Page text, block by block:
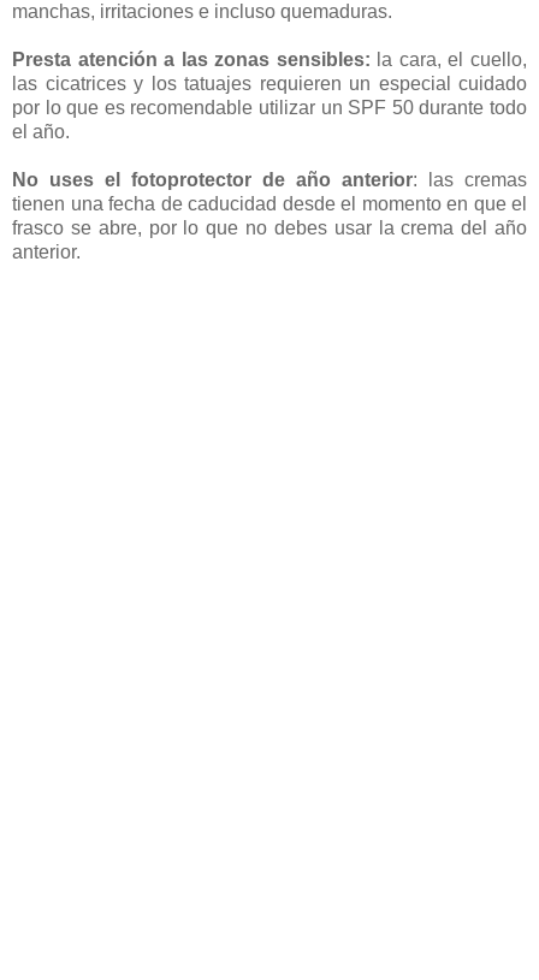
manchas, irritaciones e incluso quemaduras.
Presta atención a las zonas sensibles: la cara, el cuello,
las cicatrices y los tatuajes requieren un especial cuidado
por lo que es recomendable utilizar un SPF 50 durante todo
el año.
No uses el fotoprotector de año anterior: las cremas
tienen una fecha de caducidad desde el momento en que el
frasco se abre, por lo que no debes usar la crema del año
anterior.